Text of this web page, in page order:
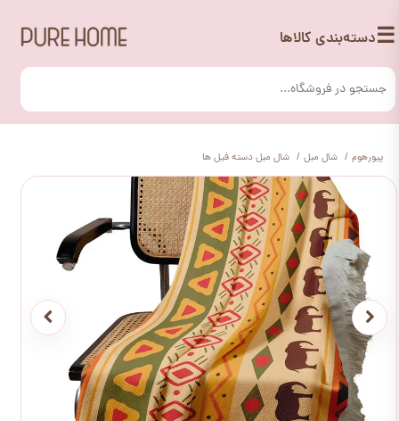
☰دسته‌بندی کالاها
پیورهوم شال مبل شال مبل دسته فیل ها